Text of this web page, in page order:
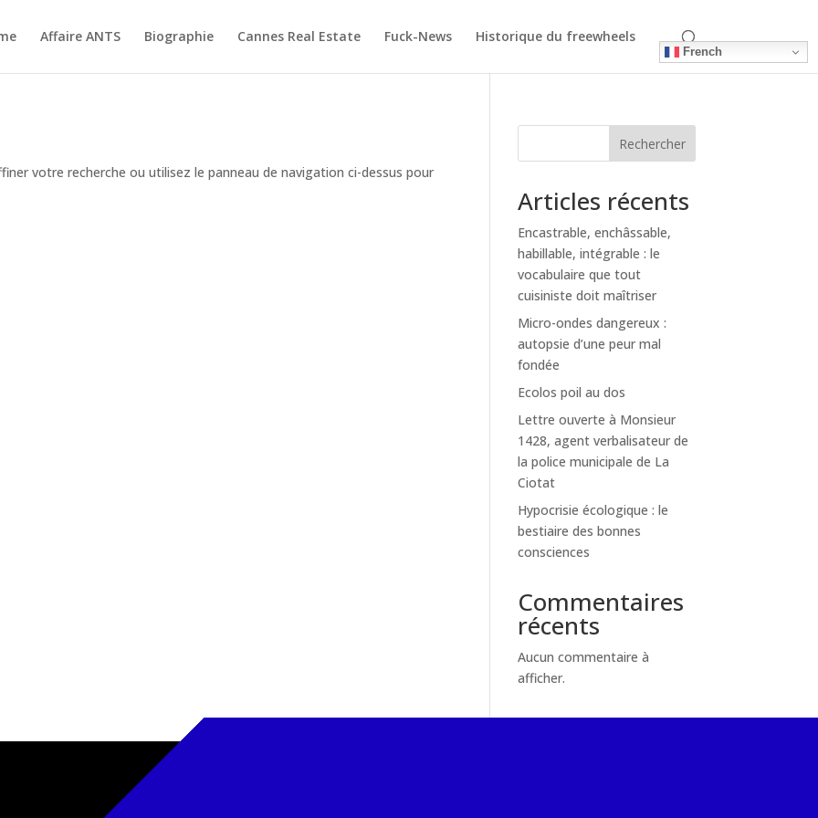
Affaire ANTS Biographie Cannes Real Estate Fuck-News Historique du freewheels
French
votre recherche ou utilisez le panneau de navigation ci-dessus pour
Rechercher
Articles récents
Encastrable, enchâssable,
habillable, intégrable : le
vocabulaire que tout
cuisiniste doit maîtriser
Micro-ondes dangereux :
autopsie d’une peur mal
fondée
Ecolos poil au dos
Lettre ouverte à Monsieur
1428, agent verbalisateur de
la police municipale de La
Ciotat
Hypocrisie écologique : le
bestiaire des bonnes
consciences
Commentaires
récents
Aucun commentaire à
afficher.